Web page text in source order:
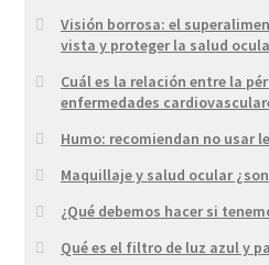
Visión borrosa: el
vista y proteger la salud
Cuál es la relación entre la
enfermedades
Humo: recomiendan no usar
Maquillaje y salud ocular
¿Qué debemos hacer si
Qué es el filtro de luz azul y